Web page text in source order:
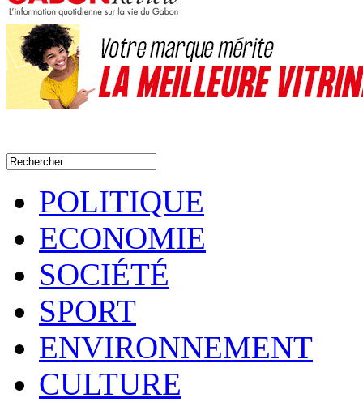
POLITIQUE
ECONOMIE
SOCIÉTÉ
SPORT
ENVIRONNEMENT
CULTURE